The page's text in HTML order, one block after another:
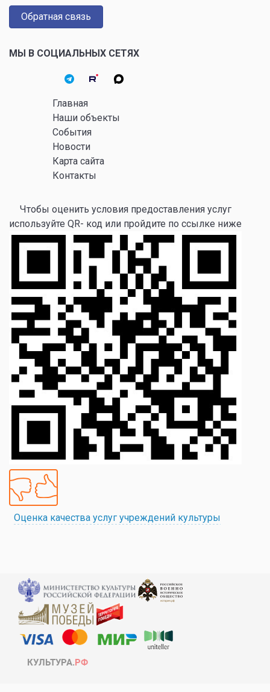
Обратная связь
МЫ В СОЦИАЛЬНЫХ СЕТЯХ
Главная
Наши объекты
События
Новости
Карта сайта
Контакты
Чтобы оценить условия предоставления услуг
используйте QR- код или пройдите по ссылке ниже
Оценка качества услуг учреждений культуры